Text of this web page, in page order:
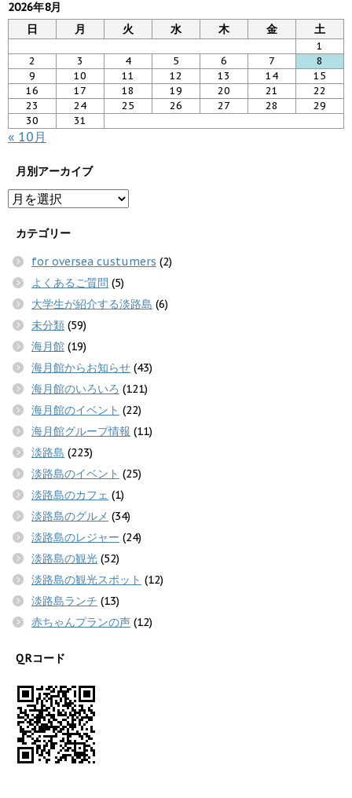
2026年8月
日
月 火 水 木 金 土
1
2
3 4 5 6 7
8
9
10 11 12 13 14
15
16
17 18 19 20 21
22
23
24 25 26 27 28
29
30
31
« 10月
月別アーカイブ
カテゴリー
for oversea custumers (2)
よくあるご質問 (5)
大学生が紹介する淡路島 (6)
未分類 (59)
海月館 (19)
海月館からお知らせ (43)
海月館のいろいろ (121)
海月館のイベント (22)
海月館グループ情報 (11)
淡路島 (223)
淡路島のイベント (25)
淡路島のカフェ (1)
淡路島のグルメ (34)
淡路島のレジャー (24)
淡路島の観光 (52)
淡路島の観光スポット (12)
淡路島ランチ (13)
赤ちゃんプランの声 (12)
QRコード